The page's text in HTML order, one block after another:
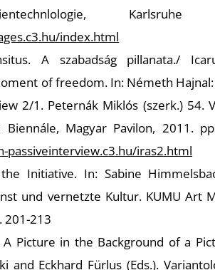
Karlsruhe
index.html
A szabadság pillanata./
of freedom. In: Németh Hajnal:
2/1 . Peternák Miklós (szerk.) 54.
Biennále, Magyar Pavilon, 2011.
passiveinterview.c3.hu/iras2.html
Initiative. In: Sabine
und vernetzte Kultur. KUMU Art
201-213
A Picture in the Background of a
and Eckhard Fürlus (Eds.).